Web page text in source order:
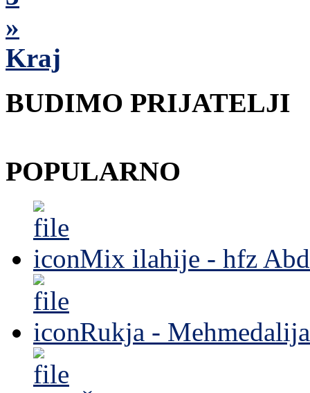
»
Kraj
BUDIMO PRIJATELJI
POPULARNO
Mix ilahije - hfz
Rukja -